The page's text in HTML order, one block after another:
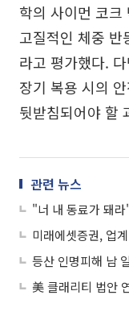
학의 사이먼 코
고질적인 체중
라고 평가했다.
장기 복용 시의
뒷받침되어야 할
관련 뉴스
"너 내 동료가 돼
미래에셋증권, 업